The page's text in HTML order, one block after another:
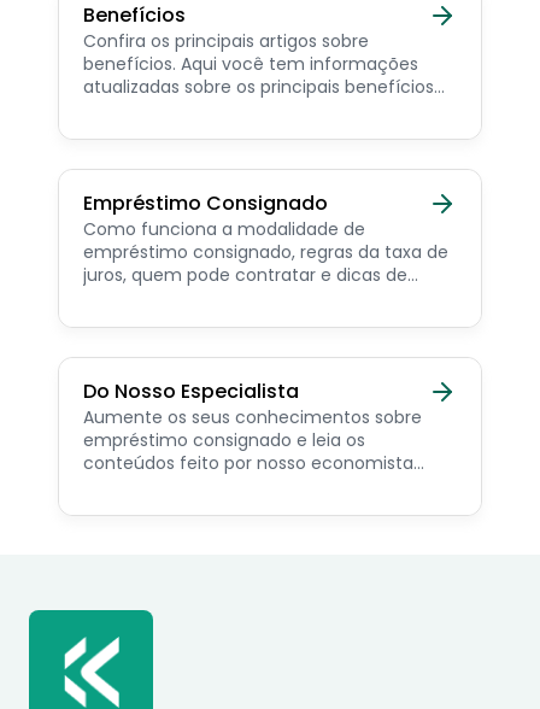
Benefícios
Confira os principais artigos sobre
benefícios. Aqui você tem informações
atualizadas sobre os principais benefícios
pensionista e beneficiários de programas
Empréstimo Consignado
Como funciona a modalidade de
empréstimo consignado, regras da taxa de
juros, quem pode contratar e dicas de
Do Nosso Especialista
Aumente os seus conhecimentos sobre
empréstimo consignado e leia os
conteúdos feito por nosso economista